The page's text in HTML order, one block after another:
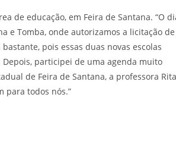
de educação, em Feira de Santana. “O
e Tomba, onde autorizamos a licitação de
pois essas duas novas escolas
participei de uma agenda muito
de Feira de Santana, a professora Rita
para todos nós.”